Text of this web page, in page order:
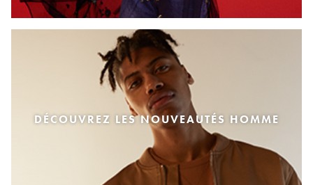
DÉCOUVREZ LES NOUVEAUTÉS HOMME